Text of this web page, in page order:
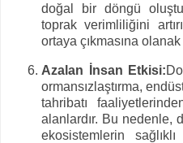
doğal bir döngü
toprak verimliliğini
ortaya çıkmasına
Azalan İnsan Etkisi:
ormansızlaştırma,
tahribatı
alanlardır. Bu nedenle,
ekosistemlerin